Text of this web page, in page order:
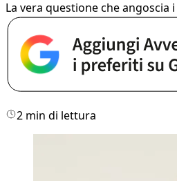
La vera questione che
2 min di lettura